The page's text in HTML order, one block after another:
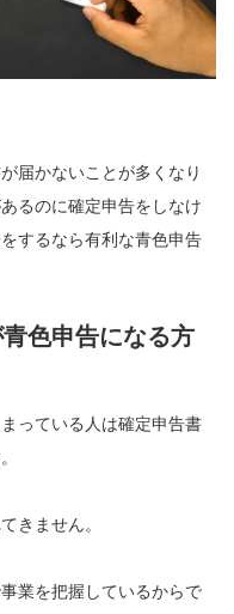
届かないことが多くなり
るのに確定申告をしなけ
するなら有利な青色申告
色申告になる方
っている人は確定申告書
きません。
業を把握しているからで